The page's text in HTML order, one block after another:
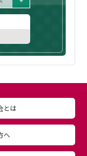
とは
へ